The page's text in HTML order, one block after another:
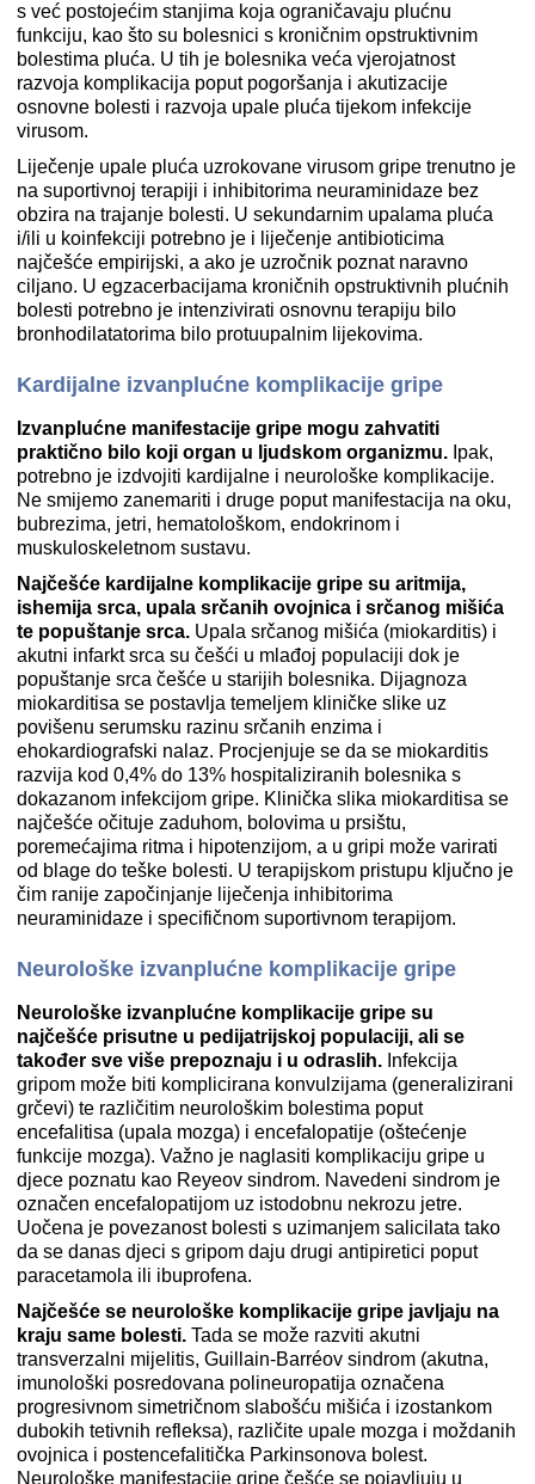
s već postojećim stanjima koja ograničavaju plućnu
funkciju, kao što su bolesnici s kroničnim opstruktivnim
bolestima pluća. U tih je bolesnika veća vjerojatnost
razvoja komplikacija poput pogoršanja i akutizacije
osnovne bolesti i razvoja upale pluća tijekom infekcije
virusom.
Liječenje upale pluća uzrokovane virusom gripe trenutno je
na suportivnoj terapiji i inhibitorima neuraminidaze bez
obzira na trajanje bolesti. U sekundarnim upalama pluća
i/ili u koinfekciji potrebno je i liječenje antibioticima
najčešće empirijski, a ako je uzročnik poznat naravno
ciljano. U egzacerbacijama kroničnih opstruktivnih plućnih
bolesti potrebno je intenzivirati osnovnu terapiju bilo
bronhodilatatorima bilo protuupalnim lijekovima.
Kardijalne izvanplućne komplikacije gripe
Izvanplućne manifestacije gripe mogu zahvatiti
praktično bilo koji organ u ljudskom organizmu. Ipak,
potrebno je izdvojiti kardijalne i neurološke komplikacije.
Ne smijemo zanemariti i druge poput manifestacija na oku,
bubrezima, jetri, hematološkom, endokrinom i
muskuloskeletnom sustavu.
Najčešće kardijalne komplikacije gripe su aritmija,
ishemija srca, upala srčanih ovojnica i srčanog mišića
te popuštanje srca. Upala srčanog mišića (miokarditis) i
akutni infarkt srca su češći u mlađoj populaciji dok je
popuštanje srca češće u starijih bolesnika. Dijagnoza
miokarditisa se postavlja temeljem kliničke slike uz
povišenu serumsku razinu srčanih enzima i
ehokardiografski nalaz. Procjenjuje se da se miokarditis
razvija kod 0,4% do 13% hospitaliziranih bolesnika s
dokazanom infekcijom gripe. Klinička slika miokarditisa se
najčešće očituje zaduhom, bolovima u prsištu,
poremećajima ritma i hipotenzijom, a u gripi može varirati
od blage do teške bolesti. U terapijskom pristupu ključno je
čim ranije započinjanje liječenja inhibitorima
neuraminidaze i specifičnom suportivnom terapijom.
Neurološke izvanplućne komplikacije gripe
Neurološke izvanplućne komplikacije gripe su
najčešće prisutne u pedijatrijskoj populaciji, ali se
također sve više prepoznaju i u odraslih. Infekcija
gripom može biti komplicirana konvulzijama (generalizirani
grčevi) te različitim neurološkim bolestima poput
encefalitisa (upala mozga) i encefalopatije (oštećenje
funkcije mozga). Važno je naglasiti komplikaciju gripe u
djece poznatu kao Reyeov sindrom. Navedeni sindrom je
označen encefalopatijom uz istodobnu nekrozu jetre.
Uočena je povezanost bolesti s uzimanjem salicilata tako
da se danas djeci s gripom daju drugi antipiretici poput
paracetamola ili ibuprofena.
Najčešće se neurološke komplikacije gripe javljaju na
kraju same bolesti. Tada se može razviti akutni
transverzalni mijelitis, Guillain-Barréov sindrom (akutna,
imunološki posredovana polineuropatija označena
progresivnom simetričnom slabošću mišića i izostankom
dubokih tetivnih refleksa), različite upale mozga i moždanih
ovojnica i postencefalitička Parkinsonova bolest.
Neurološke manifestacije gripe češće se pojavljuju u